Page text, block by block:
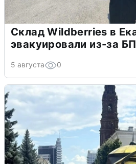
Склад Wildberries в
эвакуировали из-за
5 августа 0